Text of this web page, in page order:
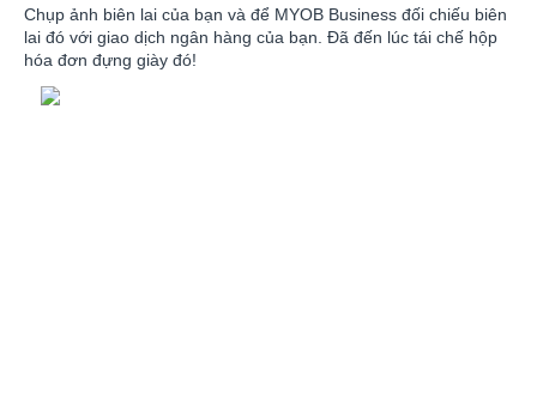
Chụp ảnh biên lai của bạn và để MYOB Business đối chiếu biên
lai đó với giao dịch ngân hàng của bạn. Đã đến lúc tái chế hộp
hóa đơn đựng giày đó!